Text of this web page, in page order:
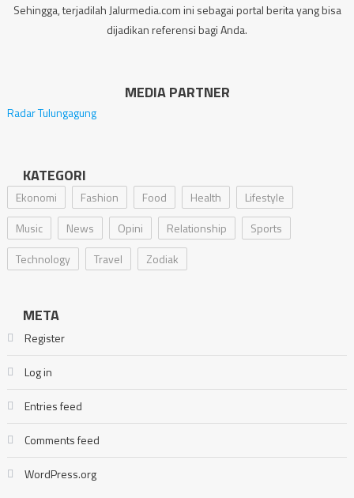
Sehingga, terjadilah Jalurmedia.com ini sebagai portal berita yang bisa
dijadikan referensi bagi Anda.
MEDIA PARTNER
Radar Tulungagung
KATEGORI
Ekonomi Fashion Food Health
Lifestyle
Music
News Opini Relationship
Sports
Technology
Travel Zodiak
META
Register
Log in
Entries feed
Comments feed
WordPress.org